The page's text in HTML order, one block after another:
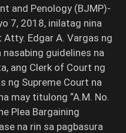
and Penology (BJMP)-
7, 2018, inilatag nina
Edgar A. Vargas ng
nasabing guidelines na
ang Clerk of Court ng
ng Supreme Court na
may titulong “A.M. No.
Plea Bargaining
na rin sa pagbasura